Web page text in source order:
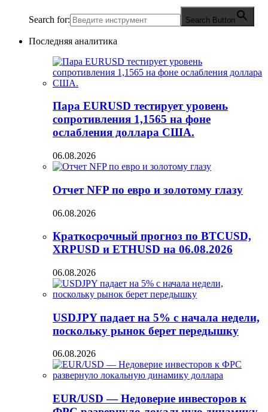
Search for: Search Button
Последняя аналитика
Пара EURUSD тестирует уровень
сопротивления 1,1565 на фоне
ослабления доллара США.
06.08.2026
Отчет NFP по евро и золотому глазу
06.08.2026
Краткосрочный прогноз по BTCUSD,
XRPUSD и ETHUSD на 06.08.2026
06.08.2026
USDJPY падает на 5% с начала недели,
поскольку рынок берет передышку
06.08.2026
EUR/USD — Недоверие инвесторов к